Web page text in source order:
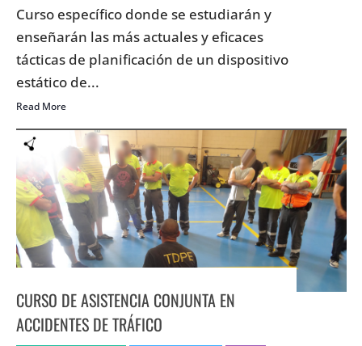
Curso específico donde se estudiarán y
enseñarán las más actuales y eficaces
tácticas de planificación de un dispositivo
estático de...
Read More
CURSO DE ASISTENCIA CONJUNTA EN
ACCIDENTES DE TRÁFICO